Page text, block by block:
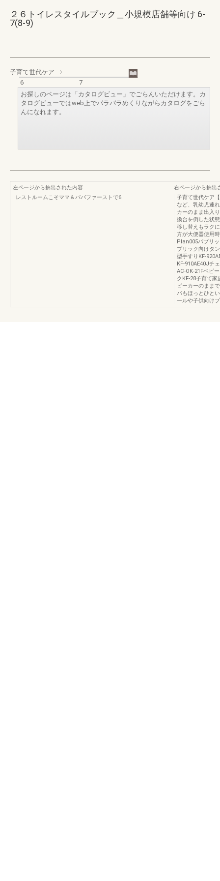
２６トイレスタイルブック＿小規模店舗等向け 6-
7(8-9)
子育て世代ケア
6
7
お探しのページは「カタログビュー」でごらんいただけます。カ
タログビューではweb上でパラパラめくりながらカタログをごら
んになれます。
左ページから抽出された内容
レストルームこそママ＆パパファーストで6
右ページから抽出
子育て世代ケア
など、乳幼児連
カーのまま出入
換台を倒した状
移し替えもラク
方が大便器使用
Plan005パブリ
ブリック向けタ
型手すりKF-
KF-910AE40Jチ
AC-OK-21Fベビ
クKF-28子育て
ビーカーのまま
パもほっとひと
ールや子供向け